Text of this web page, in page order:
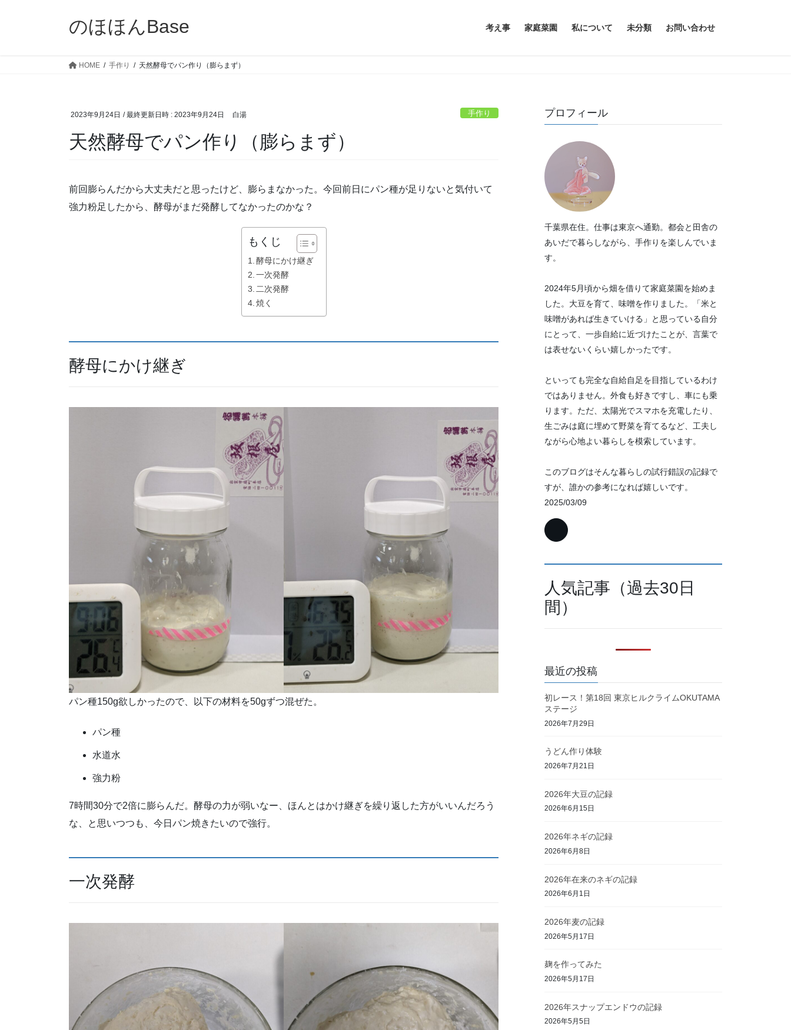
のほほんBase 考え事 家庭菜園 私について 未分類 お問い合わせ
HOME 手作り 天然酵母でパン作り（膨らまず）
2023年9月24日 / 最終更新日時 : 2023年9月24日 白湯 手作り
天然酵母でパン作り（膨らまず）
前回膨らんだから大丈夫だと思ったけど、膨らまなかった。今回前日にパン種が足りないと気付いて
強力粉足したから、酵母がまだ発酵してなかったのかな？
もくじ
酵母にかけ継ぎ
一次発酵
二次発酵
焼く
酵母にかけ継ぎ
パン種150g欲しかったので、以下の材料を50gずつ混ぜた。
パン種
水道水
強力粉
7時間30分で2倍に膨らんだ。酵母の力が弱いなー、ほんとはかけ継ぎを繰り返した方がいいんだろう
な、と思いつつも、今日パン焼きたいので強行。
一次発酵
プロフィール
千葉県在住。仕事は東京へ通勤。都会と田舎の
あいだで暮らしながら、手作りを楽しんでいま
す。
2024年5月頃から畑を借りて家庭菜園を始めま
した。大豆を育て、味噌を作りました。「米と
味噌があれば生きていける」と思っている自分
にとって、一歩自給に近づけたことが、言葉で
は表せないくらい嬉しかったです。
といっても完全な自給自足を目指しているわけ
ではありません。外食も好きですし、車にも乗
ります。ただ、太陽光でスマホを充電したり、
生ごみは庭に埋めて野菜を育てるなど、工夫し
ながら心地よい暮らしを模索しています。
このブログはそんな暮らしの試行錯誤の記録で
すが、誰かの参考になれば嬉しいです。
2025/03/09
人気記事（過去30日
間）
最近の投稿
初レース！第18回 東京ヒルクライムOKUTAMA
ステージ
2026年7月29日
うどん作り体験
2026年7月21日
2026年大豆の記録
2026年6月15日
2026年ネギの記録
2026年6月8日
2026年在来のネギの記録
2026年6月1日
2026年麦の記録
2026年5月17日
麹を作ってみた
2026年5月17日
2026年スナップエンドウの記録
2026年5月5日